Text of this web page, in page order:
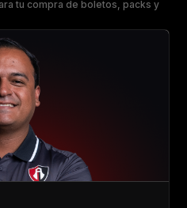
tu compra de boletos, packs y